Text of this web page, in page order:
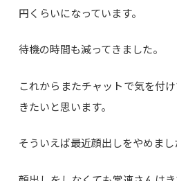
円くらいになっています。
待機の時間も減ってきました。
これからまたチャットで気を付
きたいと思います。
そういえば最近顔出しをやめまし